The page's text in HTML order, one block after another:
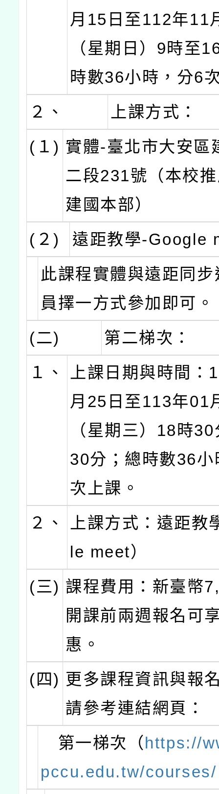
月15日至112年11
（星期日）9時至
時數36小時，分6
２、
上課方式：
(１) 實體-臺北市大安區
二段231號（本校
建國本部）
(２)
遠距教學-Google
此課程實體與遠距同
員擇一方式參加即可。
(二)
第二梯次：
１、
上課日期與時間：
月25日至113年01
（星期三）18時
30分；總時數36
次上課。
２、
上課方式：遠距教
le meet）
(三) 課程費用：新臺幣
開課前兩週報名可
惠。
(四) 更多課程資訊與報
請參考連結網頁：
第一梯次（https://
pccu.edu.tw/courses/